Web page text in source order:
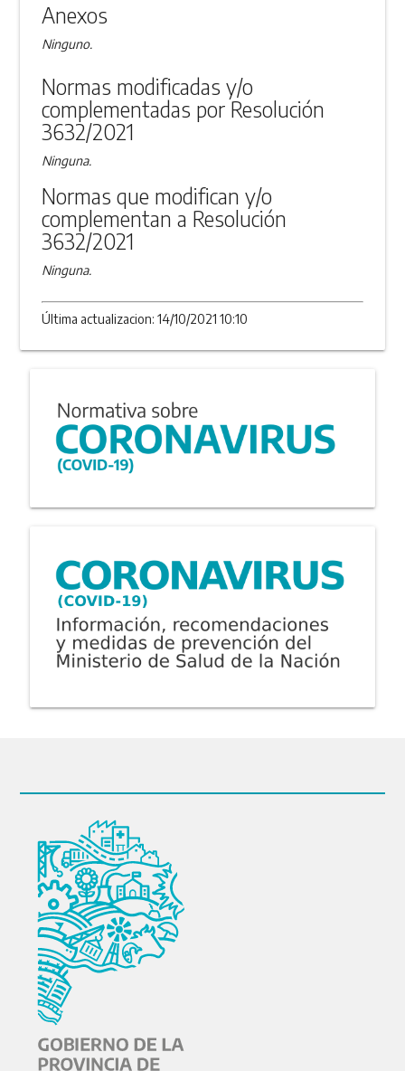
Anexos
Ninguno.
Normas modificadas y/o
complementadas por Resolución
3632/2021
Ninguna.
Normas que modifican y/o
complementan a Resolución
3632/2021
Ninguna.
Última actualizacion: 14/10/2021 10:10